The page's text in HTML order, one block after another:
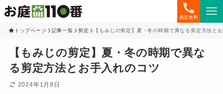
通話無料
トップページ 記事一覧 剪定 【もみじの剪定】夏・冬の時期で異なる剪定方法と
【もみじの剪定】夏・冬の時期で異な
る剪定方法とお手入れのコツ
2024年1月9日